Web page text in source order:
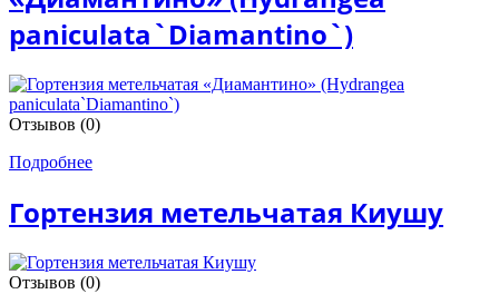
paniculata`Diamantino`)
Отзывов (0)
Подробнее
Гортензия метельчатая Киушу
Отзывов (0)